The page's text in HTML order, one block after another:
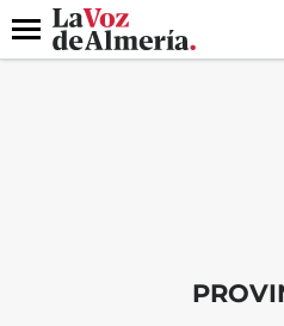
DESTACADO
Menú